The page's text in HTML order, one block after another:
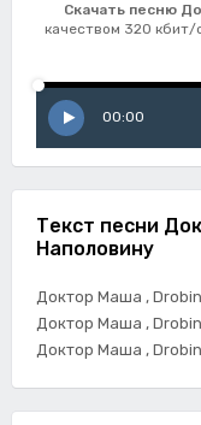
Скачать песню
качеством 320 кбит/
00:00
Текст песни
Наполовину
Доктор Маша ,
Доктор Маша ,
Доктор Маша ,